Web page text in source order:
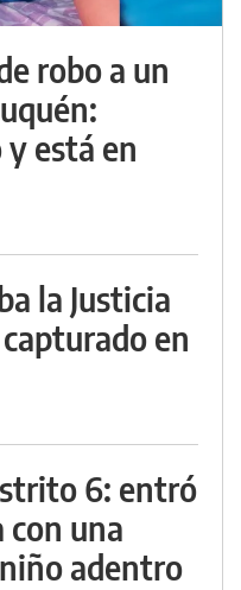
robo a un
está en
la Justicia
en
6: entró
con una
adentro